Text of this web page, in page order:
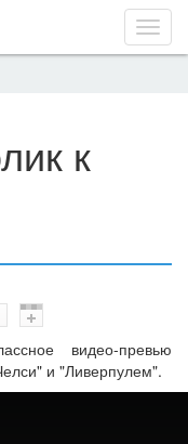
к
видео-превью
и "Ливерпулем".